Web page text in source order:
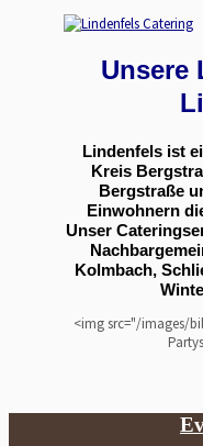
Unsere
Lindenfels ist
Kreis
Bergstraße
Einwohnern
Unser
Kolmbach,
<img src="/images/